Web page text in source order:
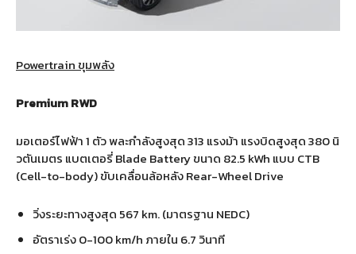
Powertrain ขุมพลัง
Premium RWD
มอเตอร์ไฟฟ้า 1 ตัว พละกำลังสูงสุด 313 แรงม้า แรงบิดสูงสุด 380 นิ
วตันเมตร แบตเตอรี่ Blade Battery ขนาด 82.5 kWh แบบ CTB
(Cell-to-body) ขับเคลื่อนล้อหลัง Rear-Wheel Drive
วิ่งระยะทางสูงสุด 567 km. (มาตรฐาน NEDC)
อัตราเร่ง 0-100 km/h ภายใน 6.7 วินาที